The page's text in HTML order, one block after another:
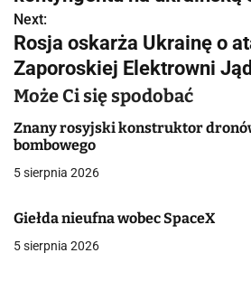
w
i
g
a
c
a
Next:
Rosja oskarża Ukrainę o
Zaporoskiej Elektrowni
Może Ci się spodobać
Znany rosyjski konstruktor
bombowego
5 sierpnia 2026
Giełda nieufna wobec SpaceX
5 sierpnia 2026